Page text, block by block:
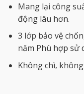
Mang lại công
động lâu hơn.
3 lớp bảo vệ
năm Phù hợp sử
Không chì,